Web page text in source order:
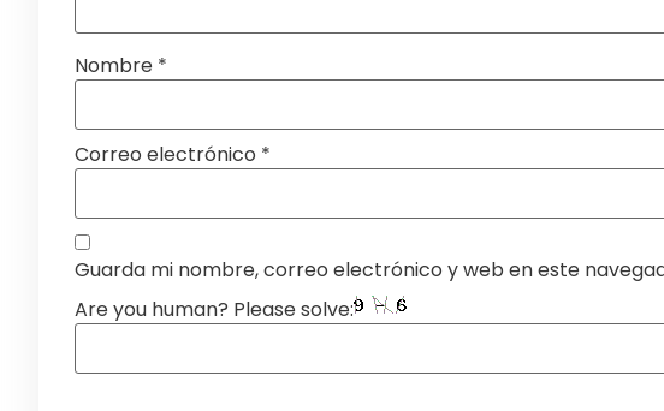
Nombre *
Correo electrónico *
Guarda mi nombre, correo electrónico y web en este
Are you human? Please solve: